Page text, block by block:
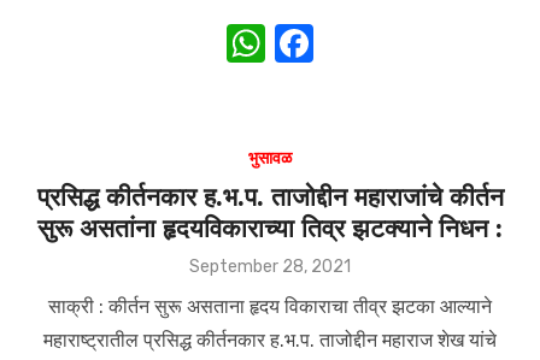
W
s
A
p
p
b
o
o
k
भुसावळ
प्रसिद्ध कीर्तनकार ह.भ.प. ताजोद्दीन महाराजांचे कीर्तन
सुरू असतांना हृदयविकाराच्या तिव्र झटक्याने निधन :
Posted
September 28, 2021
साक्री : कीर्तन सुरू असताना हृदय विकाराचा तीव्र झटका आल्याने
महाराष्ट्रातील प्रसिद्ध कीर्तनकार ह.भ.प. ताजोद्दीन महाराज शेख यांचे